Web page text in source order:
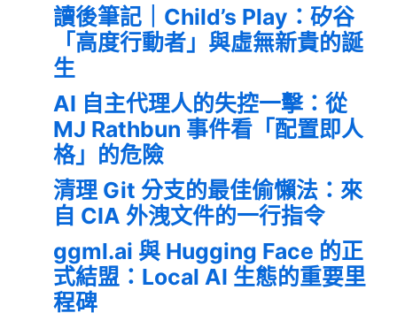
讀後筆記｜Child’s Play：矽谷
「高度行動者」與虛無新貴的誕
生
AI 自主代理人的失控一擊：從
MJ Rathbun 事件看「配置即人
格」的危險
清理 Git 分支的最佳偷懶法：來
自 CIA 外洩文件的一行指令
ggml.ai 與 Hugging Face 的正
式結盟：Local AI 生態的重要里
程碑